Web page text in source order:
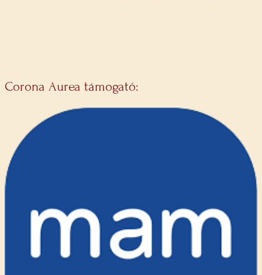
Corona Aurea támogató: